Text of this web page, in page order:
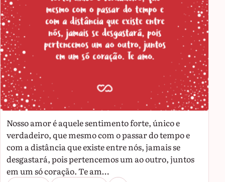
Nosso amor é aquele sentimento forte, único e
verdadeiro, que mesmo com o passar do tempo e
com a distância que existe entre nós, jamais se
desgastará, pois pertencemos um ao outro, juntos
em um só coração. Te am…